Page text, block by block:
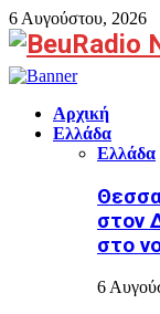
6 Αυγούστου, 2026
Facebook
Αρχική
Ελλάδα
Ελλάδα
στον
στο
6